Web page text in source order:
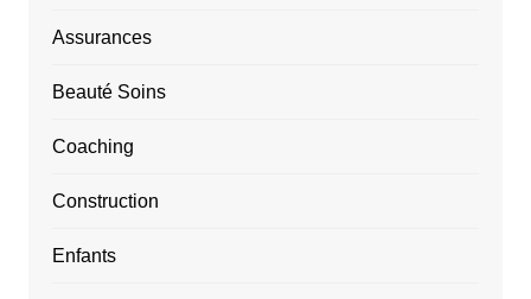
Assurances
Beauté Soins
Coaching
Construction
Enfants